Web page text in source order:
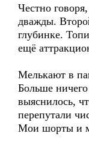
Честно
дважды.
глубинке.
ещё
Мелькают в
Больше
выяснилось,
перепутали
Мои шорты и